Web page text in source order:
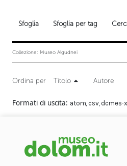
Sfoglia Sfoglia per tag
Collezione: Museo Algudnei
Ordina per Titolo Autore
Formati di uscita atom csv, dcmes-